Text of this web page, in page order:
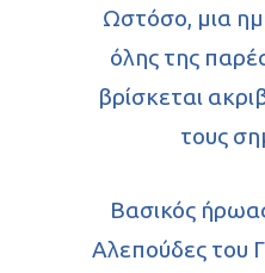
Ωστόσο, μια
όλης της
βρίσκεται
τους
Βασικός
Αλεπούδες του